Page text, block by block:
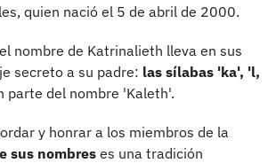
quien nació el 5 de abril de 2000.
nombre de Katrinalieth lleva en sus
secreto a su padre: las sílabas 'ka', 'l,
parte del nombre 'Kaleth'.
y honrar a los miembros de la
sus nombres es una tradición